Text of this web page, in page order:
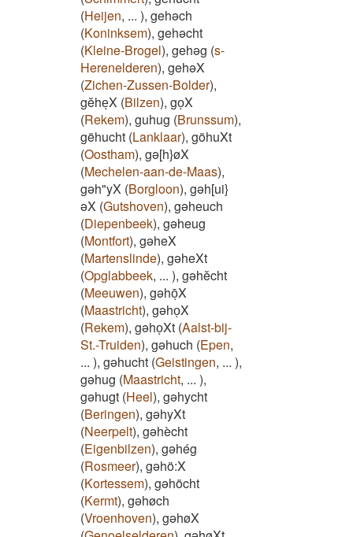
(Heijen, ... ), gehəch
(Koninksem), gehəcht
(Kleine-Brogel), gehəg (s-
Herenelderen), gehəX
(Zichen-Zussen-Bolder),
gĕheͅX (Bilzen), goͅX
(Rekem), guhug (Brunssum),
gëhucht (Lanklaar), göhuXt
(Oostham), gə[h}øX
(Mechelen-aan-de-Maas),
gəh"yX (Borgloon), gəh[ui}
əX (Gutshoven), gəheuch
(Diepenbeek), gəheug
(Montfort), gəheX
(Martenslinde), gəheXt
(Opglabbeek, ... ), gəhĕcht
(Meeuwen), gəhōͅX
(Maastricht), gəhoͅX
(Rekem), gəhoͅXt (Aalst-bij-
St.-Truiden), gəhuch (Epen,
... ), gəhucht (Geistingen, ... ),
gəhug (Maastricht, ... ),
gəhugt (Heel), gəhycht
(Beringen), gəhyXt
(Neerpelt), gəhècht
(Eigenbilzen), gəhég
(Rosmeer), gəhö:X
(Kortessem), gəhöcht
(Kermt), gəhøch
(Vroenhoven), gəhøX